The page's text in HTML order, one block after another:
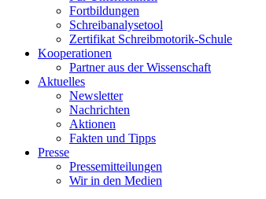
Fortbildungen
Schreibanalysetool
Zertifikat Schreibmotorik-Schule
Kooperationen
Partner aus der Wissenschaft
Aktuelles
Newsletter
Nachrichten
Aktionen
Fakten und Tipps
Presse
Pressemitteilungen
Wir in den Medien